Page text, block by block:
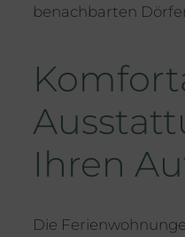
benachbarten
Ihren
Die